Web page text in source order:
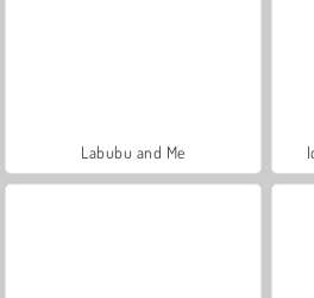
Labubu and Me